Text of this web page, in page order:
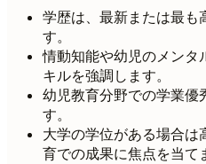
学歴は、最新または最も
す。
情動知能や幼児のメンタ
キルを強調します。
幼児教育分野での学業優
す。
大学の学位がある場合は
育での成果に焦点を当て